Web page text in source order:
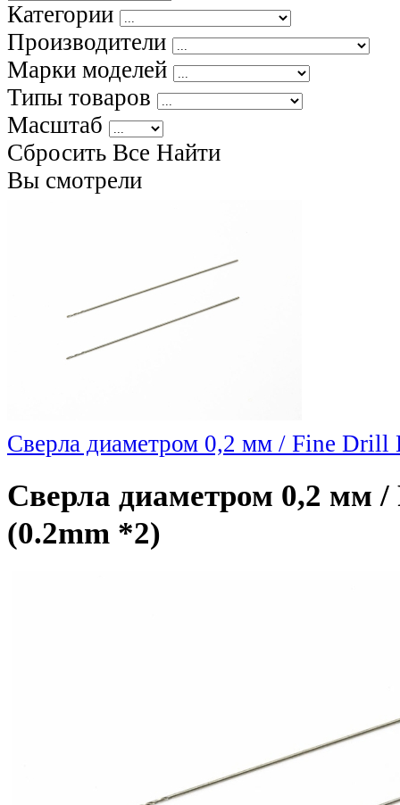
Категории
Производители
Марки моделей
Типы товаров
Масштаб
Сбросить Все Найти
Вы смотрели
Сверла диаметром 0,2 мм / Fine
Сверла диаметром 0,2 мм
(0.2mm *2)